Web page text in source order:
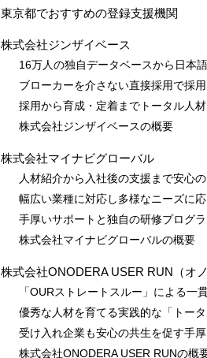
東京都でおすすめの登録支援機関
株式会社ジンザイベース
16万人の独自データベースから日本
ブローカーを介さない直接採用で採
採用から育成・定着までトータル人
株式会社ジンザイベースの概要
株式会社マイナビグローバル
人材紹介から入社後の支援まで安心
幅広い業種に対応し多様なニーズに
手厚いサポートと独自の研修プログ
株式会社マイナビグローバルの概要
株式会社ONODERA USER RUN（オ
「OURストレートスルー」による一
優秀な人材を育てる実践的な「トータ
受け入れ企業も安心の共生を促す手
株式会社ONODERA USER RUNの概